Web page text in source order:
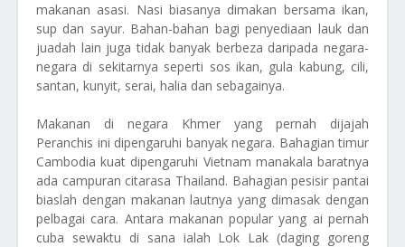
makanan asasi. Nasi biasanya dimakan bersama ikan,
sup dan sayur. Bahan-bahan bagi penyediaan lauk dan
juadah lain juga tidak banyak berbeza daripada negara-
negara di sekitarnya seperti sos ikan, gula kabung, cili,
santan, kunyit, serai, halia dan sebagainya.
Makanan di negara Khmer yang pernah dijajah
Peranchis ini dipengaruhi banyak negara. Bahagian timur
Cambodia kuat dipengaruhi Vietnam manakala baratnya
ada campuran citarasa Thailand. Bahagian pesisir pantai
biaslah dengan makanan lautnya yang dimasak dengan
pelbagai cara. Antara makanan popular yang ai pernah
cuba sewaktu di sana ialah Lok Lak (daging goreng